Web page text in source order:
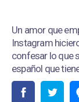
Un amor que
Instagram
confesar lo que
español que